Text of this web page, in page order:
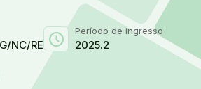
NC/RE schedule Período de ingresso
2025.2